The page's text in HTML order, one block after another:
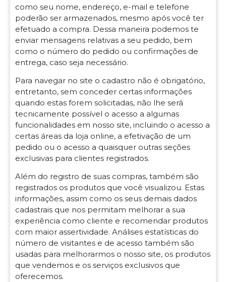
como seu nome, endereço, e-mail e telefone
poderão ser armazenados, mesmo após você ter
efetuado a compra. Dessa maneira podemos te
enviar mensagens relativas a seu pedido, bem
como o número do pedido ou confirmações de
entrega, caso seja necessário.
Para navegar no site o cadastro não é obrigatório,
entretanto, sem conceder certas informações
quando estas forem solicitadas, não lhe será
tecnicamente possível o acesso a algumas
funcionalidades em nosso site, incluindo o acesso a
certas áreas da loja online, a efetivação de um
pedido ou o acesso a quaisquer outras seções
exclusivas para clientes registrados.
Além do registro de suas compras, também são
registrados os produtos que você visualizou. Estas
informações, assim como os seus demais dados
cadastrais que nos permitam melhorar a sua
experiência como cliente e recomendar produtos
com maior assertividade. Análises estatísticas do
número de visitantes e de acesso também são
usadas para melhorarmos o nosso site, os produtos
que vendemos e os serviços exclusivos que
oferecemos.